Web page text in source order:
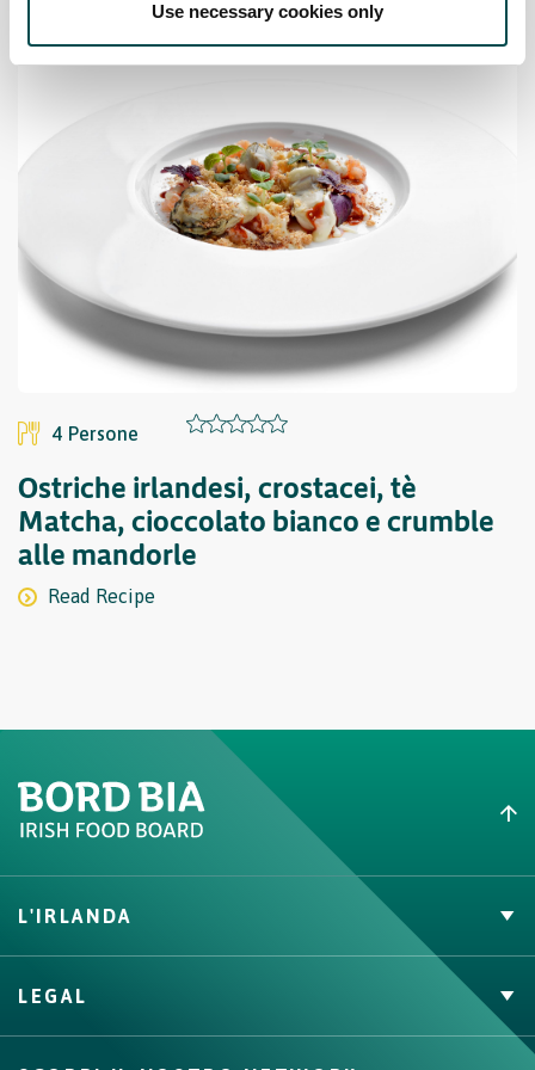
Use necessary cookies only
4 Persone
Ostriche irlandesi, crostacei, tè
Matcha, cioccolato bianco e crumble
alle mandorle
Read Recipe
L'IRLANDA
Allevatori
Meat Academy
LEGAL